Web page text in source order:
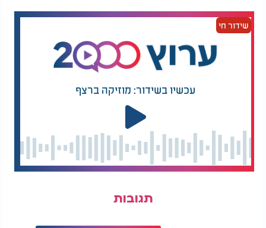
הסכנות הגופניות שעלולות להתרחש עקב הצפיפות
הרבה. “ונשמרתם מאוד לנפשותיכם”, הוא כותב, וקורא
לציבור להיזהר מלהיכנס למקומות דוחקים או מסוכנים.
“המזהיר והנזהר ירבה שלומם כנהר”, בלשונו המליצית.
שלמה משה עמאר שליט״א:
היות והשנה חל יום הילולת התנא האלוקי רבי שמעון בר
יוחאי זיע"א החל מליל שישי י"ח אייר תשפ"ה ועד
לכניסת השבת, ויש מעמך בית ישראל המתאווים לקחת
חלק בהילולת הצדיק ביום נורא זה.
ואולם, דוחק הזמן והשעה ערש"ק עלול לגרום למכשלות
משלומי אמוני בית ישראל יימצאו בטלטולי הדרך סמוך
לשבת וגם הגורמים הממונים על הסדר בהר מירון
שידור חי
עכשיו בשידור: מוזיקה ברצף
תגובות